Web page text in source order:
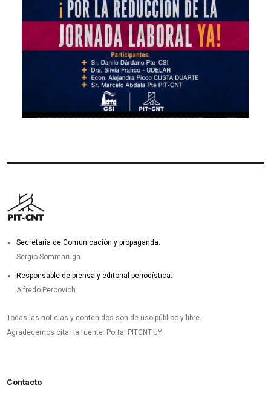
Secretaría de Comunicación y propaganda:
Sergio Sommaruga
Responsable de prensa y editorial periodística:
Alfredo Percovich
Todas las noticias y contenidos son de uso público y libre.
Agradecemos citar la fuente: Portal PITCNT.UY
Contacto